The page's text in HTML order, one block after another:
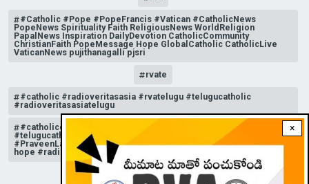
×
#Catholic #Pope #PopeFrancis #Vatican #CatholicNews
PopeNews Spirituality Faith ReligiousNews WorldReligion
PapalNews Inspiration DailyDevotion CatholicCommunity
ChristianFaith PopeMessage Hope GlobalCatholic CatholicLive
VaticanNews pujithanagalli pjsri
rvate
#catholic #radioveritasasia #rvatelugu #telugucatholic
#radioveritasasiatelugu
#catholicchurchnews #catholictelugu #telugucatholic
#telugucatholicchurch #radioveritasasia #rvatelugu
#PraveenLakkisetti #reflection #advent #christmas #messageof
hope #radioveritas #rvatelugu #viral #insta